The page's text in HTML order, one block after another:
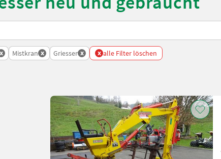
Mistkran x Griesser x x alle Filter löschen